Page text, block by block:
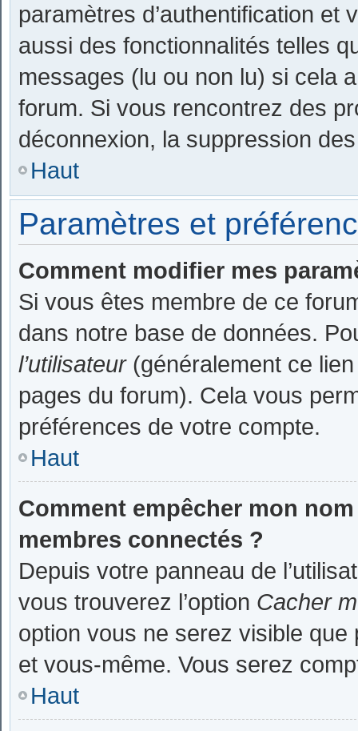
paramètres d’authentification
aussi des fonctionnalités telles
messages (lu ou non lu) si cela
forum. Si vous rencontrez des
déconnexion, la suppression
Haut
Paramètres et
Comment modifier mes
Si vous êtes membre de ce
dans notre base de données.
l’utilisateur(généralement ce
pages du forum). Cela vous
préférences de votre compte.
Haut
Comment empêcher mon
membres connectés ?
Depuis votre panneau de
vous trouverez l’option Cacher
option vous ne serez visible
et vous-même. Vous serez
Haut